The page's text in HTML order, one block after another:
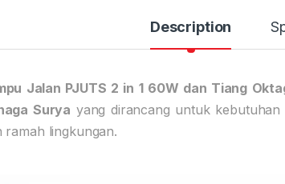
Description
Jalan PJUTS 2 in 1 60W dan Tiang
Surya yang dirancang untuk
ramah lingkungan.